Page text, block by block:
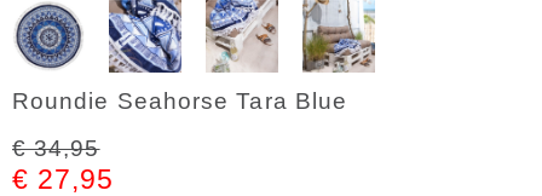
Roundie Seahorse Tara Blue
€ 34,95
€ 27,95